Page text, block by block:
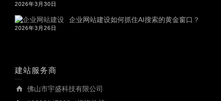
2026年3月30日
企业网站建设如何抓住AI搜索的黄金窗口？
2026年3月26日
建站服务商
佛山市宇盛科技有限公司